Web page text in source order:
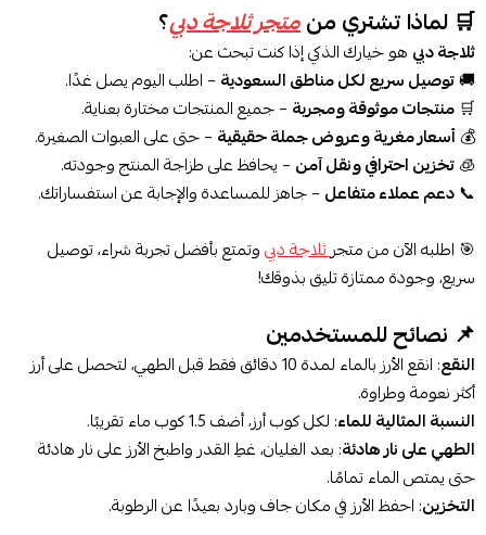
🛒 لماذا تشتري منمتجر ثلاجة دبي؟
ثلاجة دبي هو خيارك الذكي إذا كنت تبحث عن:
🚚توصيل سريع لكل مناطق السعودية – اطلب اليوم يصل غدًا.
🛒 منتجات موثوقة ومجربة – جميع المنتجات مختارة بعناية.
💰أسعار مغرية وعروض جملة حقيقية – حتى على العبوات الصغيرة.
🧊تخزين احترافي ونقل آمن – يحافظ على طزاجة المنتج وجودته.
📞دعم عملاء متفاعل – جاهز للمساعدة والإجابة عن استفساراتك.
🎯 اطلبه الآن من متجرثلاجة دبيوتمتع بأفضل تجربة شراء، توصيل
سريع، وجودة ممتازة تليق بذوقك!
📌 نصائح للمستخدمين
النقع
: انقع الأرز بالماء لمدة 10 دقائق فقط قبل الطهي، لتحصل على أرز
أكثر نعومة وطراوة.
النسبة المثالية للماء: لكل كوب أرز، أضف 1.5 كوب ماء تقريبًا.
الطهي على نار هادئة: بعد الغليان، غطِ القدر واطبخ الأرز على نار هادئة
حتى يمتص الماء تمامًا.
التخزين: احفظ الأرز في مكان جاف وبارد بعيدًا عن الرطوبة.